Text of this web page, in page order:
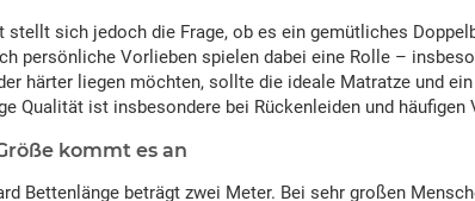
stellt sich jedoch die Frage, ob es ein gemütliches
persönliche Vorlieben spielen dabei eine Rolle –
härter liegen möchten, sollte die ideale Matratze und
Qualität ist insbesondere bei Rückenleiden und häufigen
kommt es an
Bettenlänge beträgt zwei Meter. Bei sehr großen